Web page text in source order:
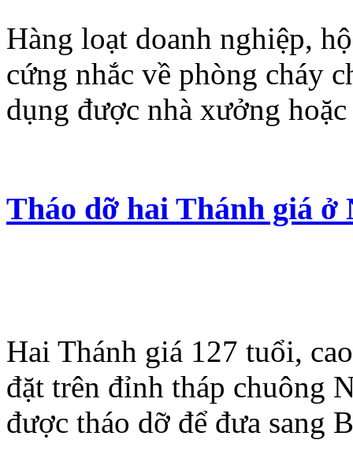
Hàng loạt doanh nghiệp,
cứng nhắc về phòng cháy
dụng được nhà xưởng
Tháo dỡ hai Thánh giá
Hai Thánh giá 127 tuổi,
đặt trên đỉnh tháp chuông
được tháo dỡ để đưa sang